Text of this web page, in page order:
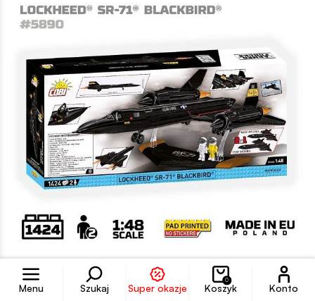
Menu Szukaj Super okazje
0
Koszyk
Konto
Konto
COBI-5891
Lockhed SR-71 Blackbird